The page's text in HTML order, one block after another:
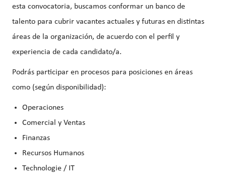
esta convocatoria, buscamos conformar un banco de
talento para cubrir vacantes actuales y futuras en distintas
áreas de la organización, de acuerdo con el perfil y
experiencia de cada candidato/a.
Podrás participar en procesos para posiciones en áreas
como (según disponibilidad):
Operaciones
Comercial y Ventas
Finanzas
Recursos Humanos
Technologie / IT